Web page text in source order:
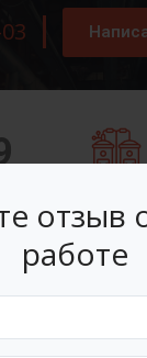
отзыв
работе